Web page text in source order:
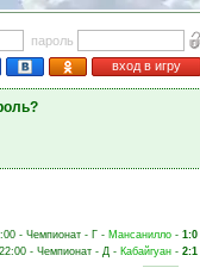
пароль
вход в игру
- Чемпионат - Г - Мансанилло - 1:0
- Чемпионат - Д - Кабайгуан - 2:1